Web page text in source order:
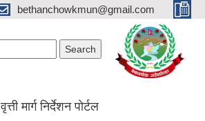
bethanchowkmun@gmail.com
वृत्ती मार्ग निर्देशन पोर्टल